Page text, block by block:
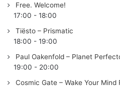
Free. Welcome!
17:00 - 18:00
Tiësto – Prismatic
18:00 - 19:00
Paul Oakenfold – Planet
19:00 - 20:00
Cosmic Gate – Wake Your Mind